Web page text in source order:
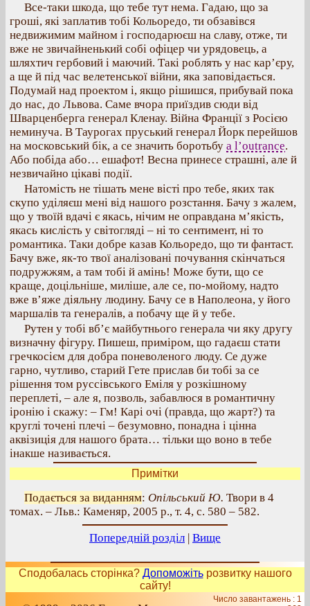
Все-таки шкода, що тебе тут нема. Гадаю, що за
гроші, які заплатив тобі Кольоредо, ти обзавівся
недвижимим майном і господарюєш на славу, отже, ти
вже не звичайненький собі офіцер чи урядовець, а
шляхтич гербовий і маючий. Такі роблять у нас кар’єру,
а ще й під час велетенської війни, яка заповідається.
Подумай над проектом і, якщо рішишся, прибувай пока
до нас, до Львова. Саме вчора приїздив сюди від
Шварценберга генерал Кленау. Війна Франції з Росією
неминуча. В Таурогах пруський генерал Йорк перейшов
на московський бік, а се значить боротьбу a l’outrance.
Або побіда або… ешафот! Весна принесе страшні, але й
незвичайно цікаві події.
Натомість не тішать мене вісті про тебе, яких так
скупо уділяєш мені від нашого розстання. Бачу з жалем,
що у твоїй вдачі є якась, нічим не оправдана м’якість,
якась кислість у світогляді – ні то сентимент, ні то
романтика. Таки добре казав Кольоредо, що ти фантаст.
Бачу вже, як-то твої аналізовані почування скінчаться
подружжям, а там тобі й амінь! Може бути, що се
краще, доцільніше, миліше, але се, по-мойому, надто
вже в’яже діяльну людину. Бачу се в Наполеона, у його
маршалів та генералів, а побачу ще й у тебе.
Рутен у тобі вб’є майбутнього генерала чи яку другу
визначну фігуру. Пишеш, приміром, що гадаєш стати
гречкосієм для добра поневоленого люду. Се дуже
гарно, чутливо, старий Гете прислав би тобі за се
рішення том руссівського Еміля у розкішному
переплеті, – але я, позволь, забавлюся в романтичну
іронію і скажу: – Гм! Карі очі (правда, що жарт?) та
круглі точені плечі – безумовно, понадна і цінна
аквізиція для нашого брата… тільки що воно в тебе
інакше називається.
Примітки
Подається за виданням: Опільський Ю. Твори в 4
томах. – Льв.: Каменяр, 2005 р., т. 4, с. 580 – 582.
Попередній розділ | Вище
Сподобалась сторінка? Допоможітьрозвитку нашого
сайту!
Число завантажень : 1